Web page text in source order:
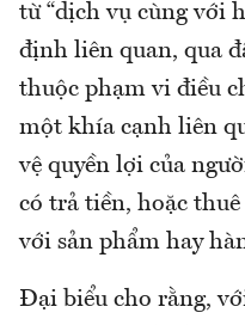
từ “dịch vụ cùng với
định liên quan, qua
thuộc phạm vi điều
một khía cạnh liên
vệ quyền lợi của
có trả tiền, hoặc
với sản phẩm hay
Đại biểu cho rằng,